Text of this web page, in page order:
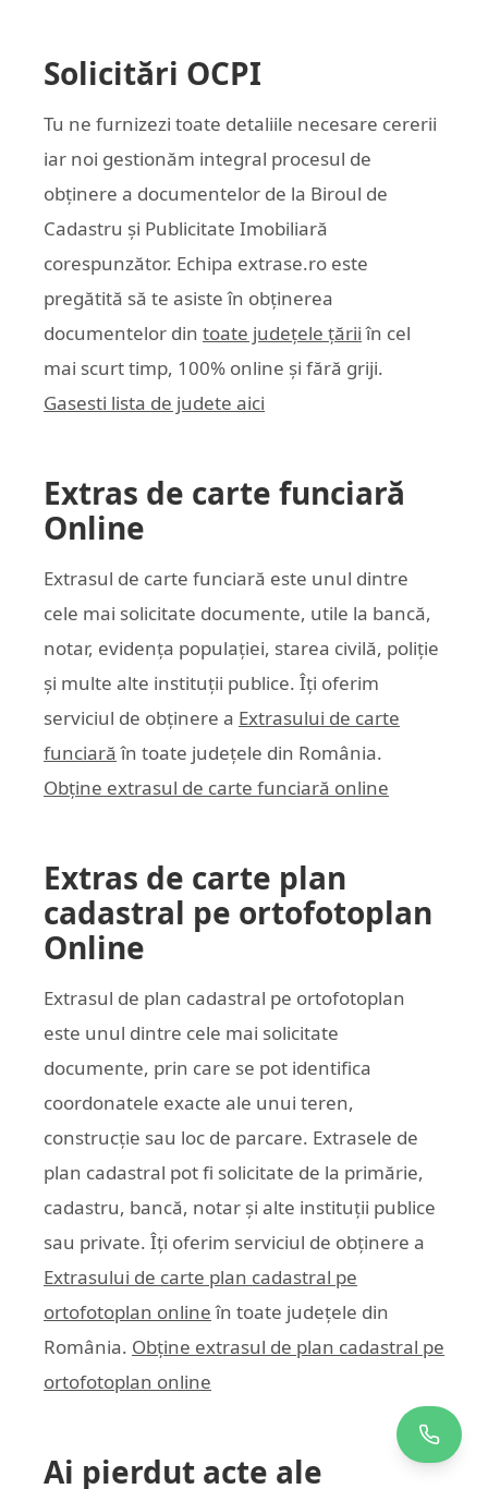
Solicitări OCPI
Tu ne furnizezi toate detaliile necesare cererii
iar noi gestionăm integral procesul de
obținere a documentelor de la Biroul de
Cadastru și Publicitate Imobiliară
corespunzător. Echipa extrase.ro este
pregătită să te asiste în obținerea
documentelor din toate județele țării în cel
mai scurt timp, 100% online și fără griji.
Gasesti lista de judete aici
Extras de carte funciară
Online
Extrasul de carte funciară este unul dintre
cele mai solicitate documente, utile la bancă,
notar, evidența populației, starea civilă, poliție
și multe alte instituții publice. Îți oferim
serviciul de obținere a Extrasului de carte
funciară în toate județele din România.
Obține extrasul de carte funciară online
Extras de carte plan
cadastral pe ortofotoplan
Online
Extrasul de plan cadastral pe ortofotoplan
este unul dintre cele mai solicitate
documente, prin care se pot identifica
coordonatele exacte ale unui teren,
construcție sau loc de parcare. Extrasele de
plan cadastral pot fi solicitate de la primărie,
cadastru, bancă, notar și alte instituții publice
sau private. Îți oferim serviciul de obținere a
Extrasului de carte plan cadastral pe
ortofotoplan online în toate județele din
România. Obține extrasul de plan cadastral pe
ortofotoplan online
Ai pierdut acte ale